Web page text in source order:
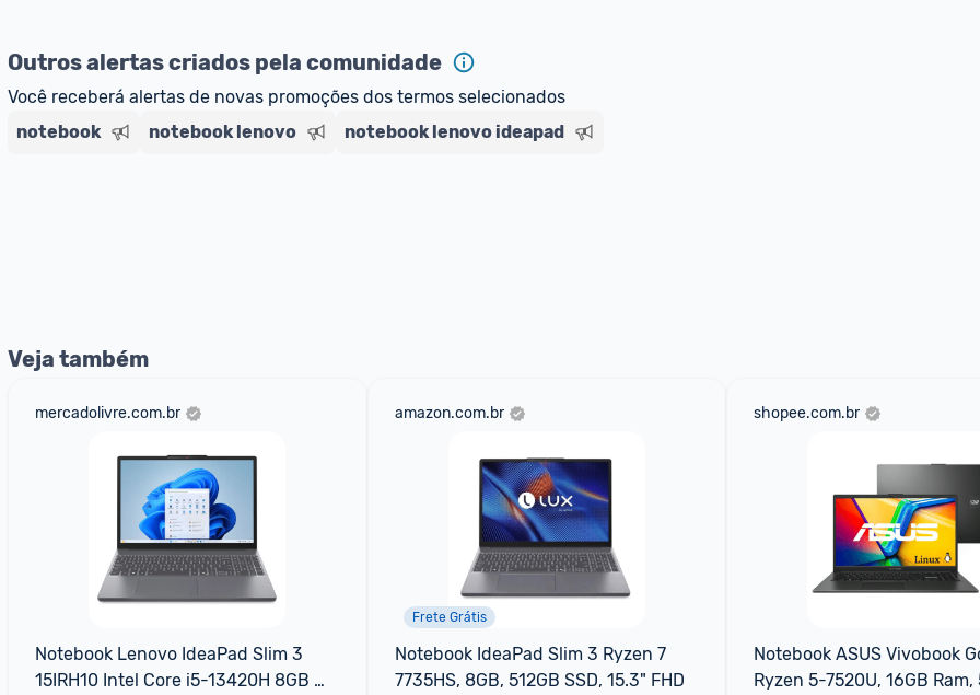
Outros alertas criados pela comunidade
Você receberá alertas de novas promoções dos termos selecionados
notebook
notebook lenovo notebook lenovo ideapad
Veja também
mercadolivre.com.br
Notebook Lenovo IdeaPad Slim 3
15IRH10 Intel Core i5-13420H 8GB
amazon.com.br
Frete Grátis
Notebook IdeaPad Slim 3 Ryzen 7
7735HS, 8GB, 512GB SSD, 15.3" FHD
shopee.com.br
Notebook ASUS Vivobook
Ryzen 5-7520U, 16GB Ram,